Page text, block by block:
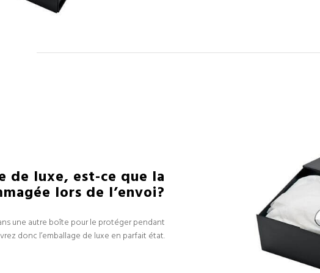
de luxe, est-ce que la
lors de l’envoi?
une autre boîte pour le protéger pendant
donc l’emballage de luxe en parfait état.